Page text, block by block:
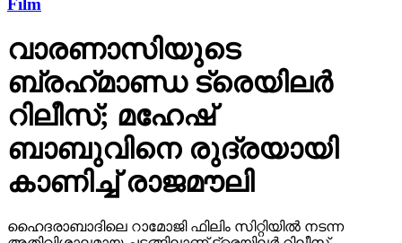
വാരണാസിയുടെ
ബ്രഹ്‌മാണ്ഡ ട്രെയിലര്‍
റിലീസ്; മഹേഷ്
ബാബുവിനെ രുദ്രയായി
കാണിച്ച് രാജമൗലി
ഹൈദരാബാദിലെ റാമോജി ഫിലിം സിറ്റിയില്‍ നടന്ന
ചെയ്തത്.